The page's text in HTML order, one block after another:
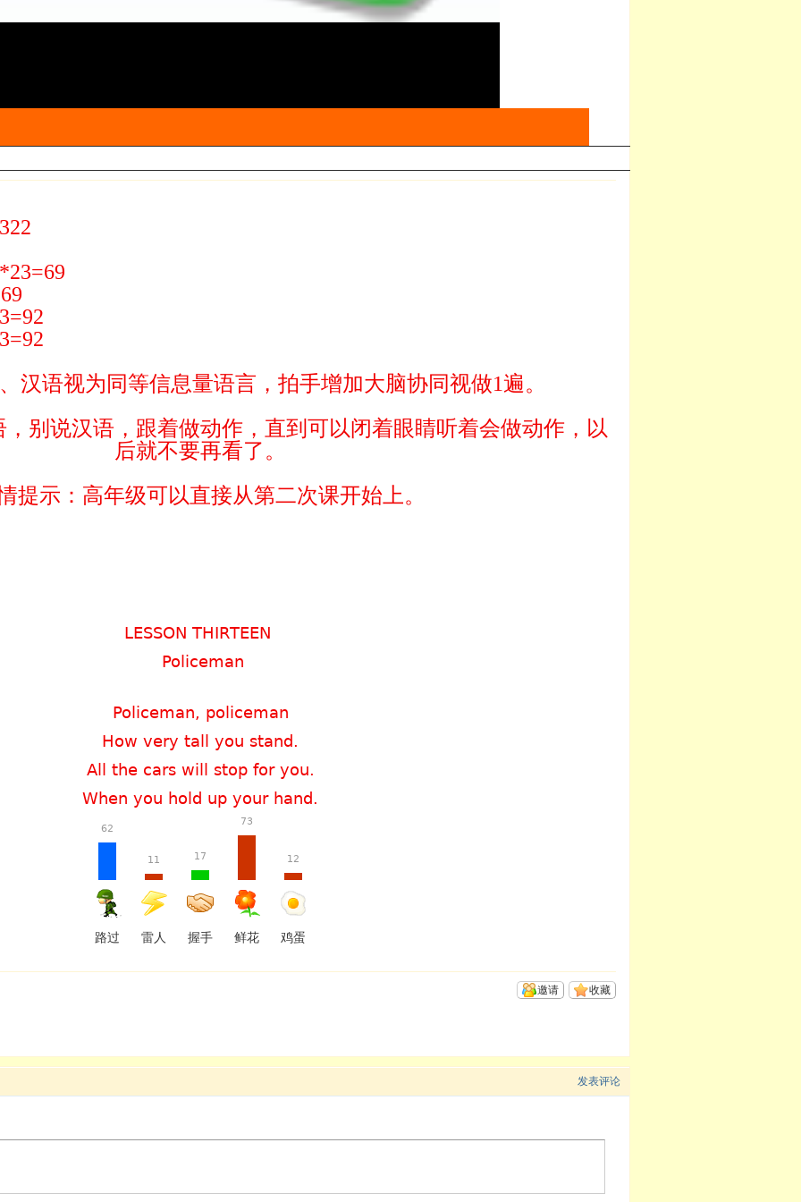
汉语视为同等信息量语言，拍手增加大脑协同视做1遍。
别说汉语，跟着做动作，直到可以闭着眼睛听着会做动作，以
后就不要再看了。
提示：高年级可以直接从第二次课开始上。
LESSON THIRTEEN
Policeman
Policeman, policeman
How very tall you stand.
All the cars will stop for you.
When you hold up your hand.
62
路过
11
雷人
17
握手
73
鲜花
12
鸡蛋
收藏
邀请
发表评论